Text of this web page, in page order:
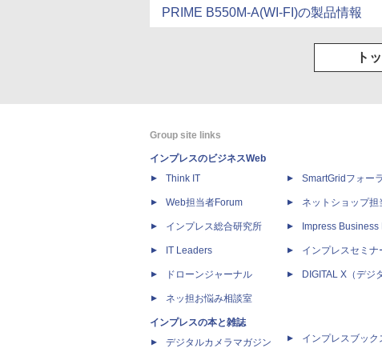
PRIME B550M-A(WI-FI)の製品情報
ト
Group site links
インプレスのビジネスWeb
Think IT
Web担当者Forum
インプレス総合研究所
IT Leaders
ドローンジャーナル
ネッ担お悩み相談室
インプレスの本と雑誌
デジタルカメラマガジン
SmartGridフォー
ネットショップ担
Impress Business
インプレスセミナ
DIGITAL X（デジ
インプレスブック